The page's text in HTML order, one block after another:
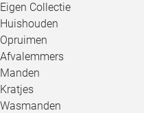
Eigen Collectie
Huishouden
Opruimen
Afvalemmers
Manden
Kratjes
Wasmanden